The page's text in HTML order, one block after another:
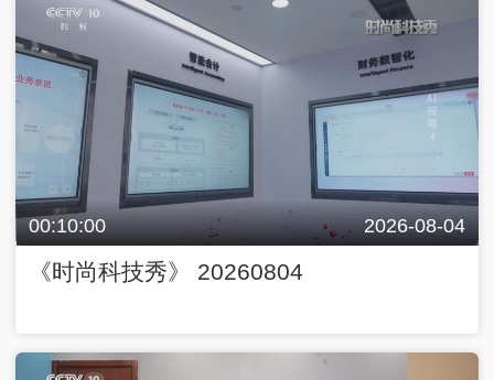
00:10:00 2026-08-04
《时尚科技秀》 20260804